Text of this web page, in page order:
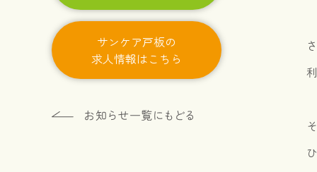
サンケア戸板の
求人情報はこちら